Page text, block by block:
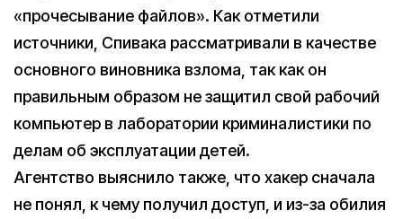
«прочесывание файлов». Как отметили
источники, Спивака рассматривали в качестве
основного виновника взлома, так как он
правильным образом не защитил свой рабочий
компьютер в лаборатории криминалистики по
делам об эксплуатации детей.
Агентство выяснило также, что хакер сначала
не понял, к чему получил доступ, и из-за обилия